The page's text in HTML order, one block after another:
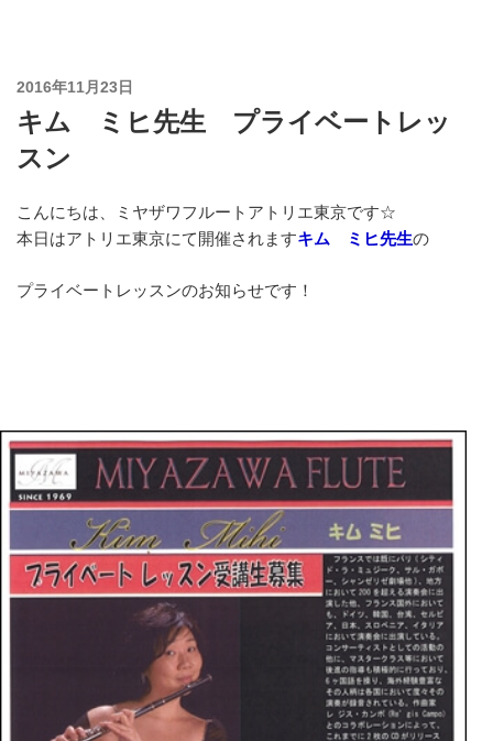
投
稿
日:
2016年11月23日
キム ミヒ先生 プライベートレッ
スン
こんにちは、ミヤザワフルートアトリエ東京です☆
本日はアトリエ東京にて開催されますキム ミヒ先生の
プライベートレッスンのお知らせです！